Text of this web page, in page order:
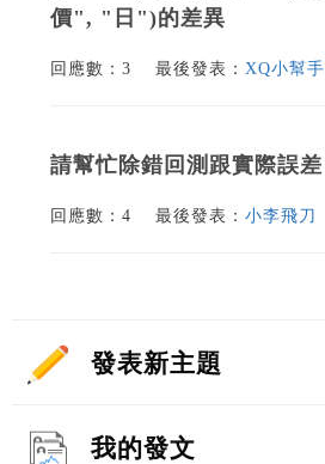
價", "日")的差異
回應數：3 最後發表： XQ小幫手
請幫忙除錯回測跟實際誤差
回應數：4 最後發表： 小李飛刀
發表新主題
我的發文